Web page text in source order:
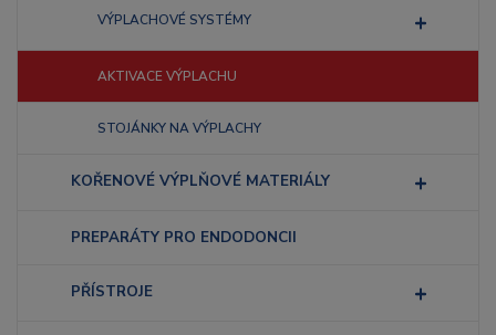
VÝPLACHOVÉ SYSTÉMY
AKTIVACE VÝPLACHU
STOJÁNKY NA VÝPLACHY
KOŘENOVÉ VÝPLŇOVÉ MATERIÁLY
PREPARÁTY PRO ENDODONCII
PŘÍSTROJE